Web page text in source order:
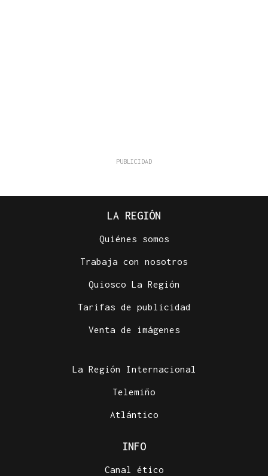
LA REGIÓN
Quiénes somos
Trabaja con nosotros
Quiosco La Región
Tarifas de publicidad
Venta de imágenes
La Región Internacional
Telemiño
Atlántico
INFO
Canal ético